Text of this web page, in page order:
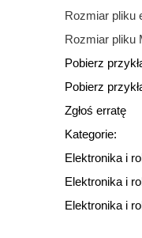
Rozmiar pliku
Rozmiar pliku
Pobierz
Pobierz
Zgłoś erratę
Kategorie:
Elektronika i
Elektronika i
Elektronika i